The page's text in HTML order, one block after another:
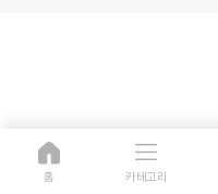
홈 카테고리